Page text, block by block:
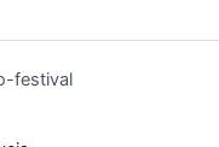
festival